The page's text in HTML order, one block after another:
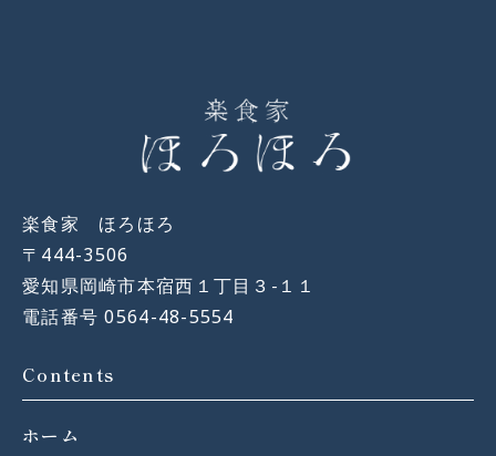
楽食家 ほろほろ
〒444-3506
愛知県岡崎市本宿西１丁目３−１１
電話番号 0564-48-5554
Contents
ホーム